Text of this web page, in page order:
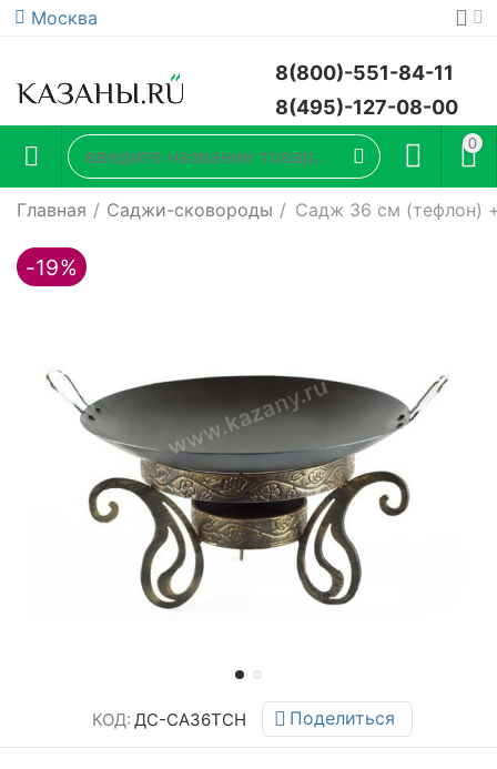
Москва
8(800)-551-84-11
8(495)-127-08-00
0
Главная / Саджи-сковороды / Садж 36 см (тефлон)
КОД: ДС-СА36ТСН Поделиться